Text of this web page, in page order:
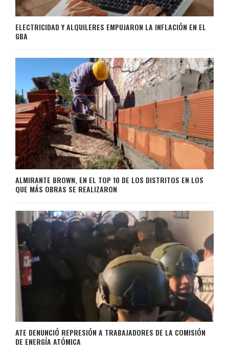
ELECTRICIDAD Y ALQUILERES EMPUJARON LA INFLACIÓN EN EL
GBA
ALMIRANTE BROWN, EN EL TOP 10 DE LOS DISTRITOS EN LOS
QUE MÁS OBRAS SE REALIZARON
ATE DENUNCIÓ REPRESIÓN A TRABAJADORES DE LA COMISIÓN
DE ENERGÍA ATÓMICA